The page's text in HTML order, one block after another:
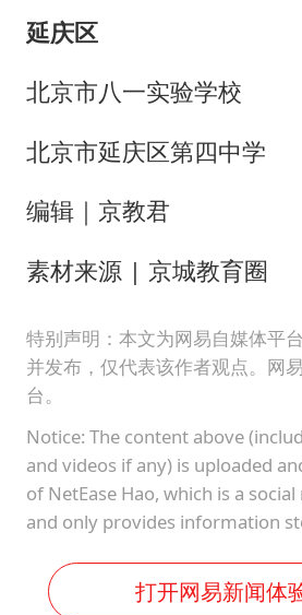
延庆区
北京市八一实验学校
北京市延庆区第四中学
编辑｜京教君
素材来源 | 京城教育圈
特别声明：本文为网易自媒体平
并发布，仅代表该作者观点。网
台。
Notice: The content above
and videos if any) is uploaded
of NetEase Hao, which is a
and only provides information
打开网易新闻体